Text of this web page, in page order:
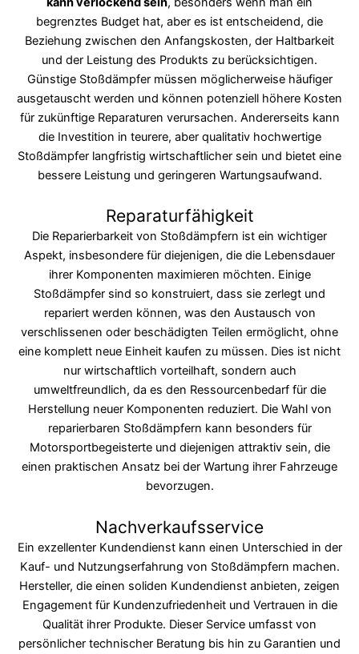
begrenztes Budget hat, aber es ist entscheidend, die
Beziehung zwischen den Anfangskosten, der Haltbarkeit
und der Leistung des Produkts zu berücksichtigen.
Günstige Stoßdämpfer müssen möglicherweise häufiger
ausgetauscht werden und können potenziell höhere Kosten
für zukünftige Reparaturen verursachen. Andererseits kann
die Investition in teurere, aber qualitativ hochwertige
Stoßdämpfer langfristig wirtschaftlicher sein und bietet eine
bessere Leistung und geringeren Wartungsaufwand.
Reparaturfähigkeit
Die Reparierbarkeit von Stoßdämpfern ist ein wichtiger
Aspekt, insbesondere für diejenigen, die die Lebensdauer
ihrer Komponenten maximieren möchten. Einige
Stoßdämpfer sind so konstruiert, dass sie zerlegt und
repariert werden können, was den Austausch von
verschlissenen oder beschädigten Teilen ermöglicht, ohne
eine komplett neue Einheit kaufen zu müssen. Dies ist nicht
nur wirtschaftlich vorteilhaft, sondern auch
umweltfreundlich, da es den Ressourcenbedarf für die
Herstellung neuer Komponenten reduziert. Die Wahl von
reparierbaren Stoßdämpfern kann besonders für
Motorsportbegeisterte und diejenigen attraktiv sein, die
einen praktischen Ansatz bei der Wartung ihrer Fahrzeuge
bevorzugen.
Nachverkaufsservice
Ein exzellenter Kundendienst kann einen Unterschied in der
Kauf- und Nutzungserfahrung von Stoßdämpfern machen.
Hersteller, die einen soliden Kundendienst anbieten, zeigen
Engagement für Kundenzufriedenheit und Vertrauen in die
Qualität ihrer Produkte. Dieser Service umfasst von
persönlicher technischer Beratung bis hin zu Garantien und